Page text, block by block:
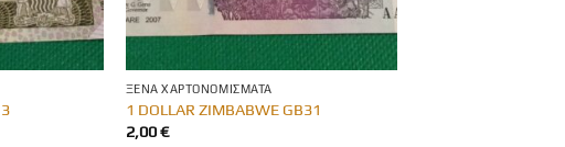
ΞΈΝΑ ΧΑΡΤΟΝΟΜΊΣΜΑΤΑ
1 DOLLAR ZIMBABWE GB31
2,00€